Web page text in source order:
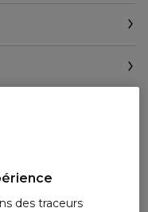
des traceurs